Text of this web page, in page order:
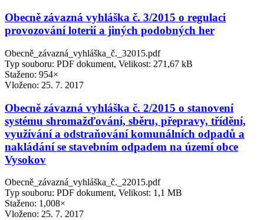
Obecně závazná vyhláška č. 3/2015 o regulaci
provozování loterií a jiných podobných her
Obecně_závazná_vyhláška_č._32015.pdf
Typ souboru: PDF dokument, Velikost: 271,67 kB
Staženo: 954×
Vloženo: 25. 7. 2017
Obecně závazná vyhláška č. 2/2015 o stanovení
systému shromažďování, sběru, přepravy, třídění,
využívání a odstraňování komunálních odpadů a
nakládání se stavebním odpadem na území obce
Vysokov
Obecně_závazná_vyhláška_č._22015.pdf
Typ souboru: PDF dokument, Velikost: 1,1 MB
Staženo: 1,008×
Vloženo: 25. 7. 2017